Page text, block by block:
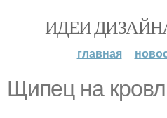
ИДЕИ
главная
Щипец на